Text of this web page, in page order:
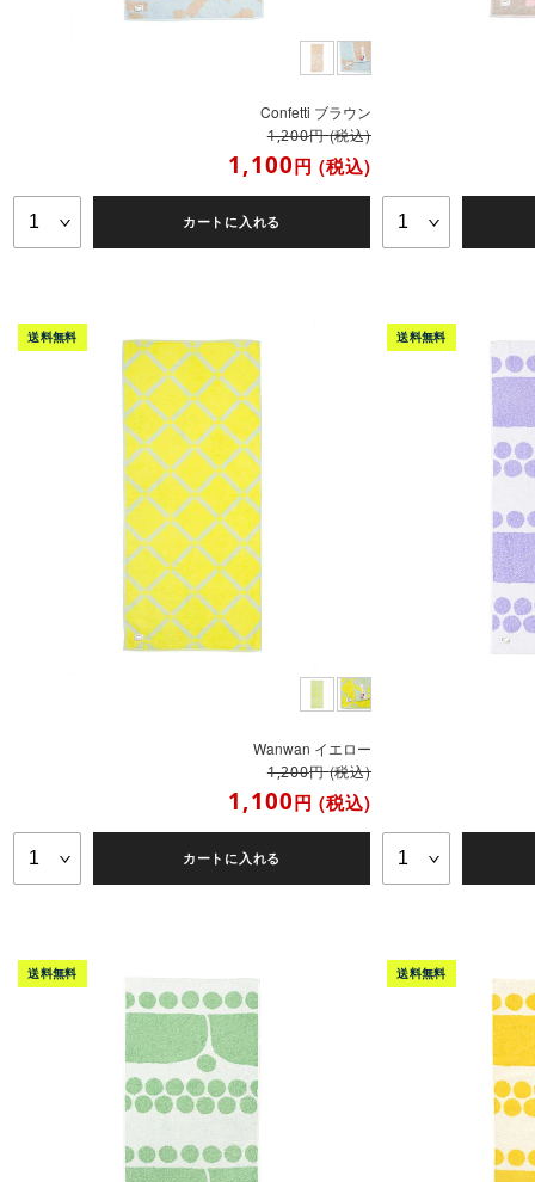
Confetti ブラウン
1,200円(税込)
1,100円 (税込)
カートに入れる
Wanwan イエロー
1,200円(税込)
1,100円 (税込)
カートに入れる